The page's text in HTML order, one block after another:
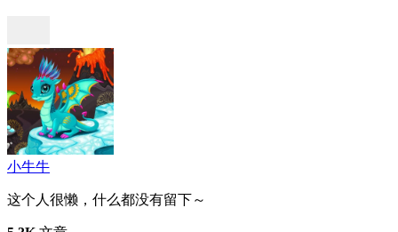
小牛牛
这个人很懒，什么都没有留下～